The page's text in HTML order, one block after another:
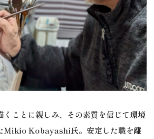
くことに親しみ、その素質を信じて環境
Mikio Kobayashi氏。安定した職を離